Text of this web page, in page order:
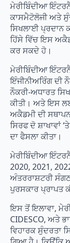
ਮੇਰੀਬਿੰਦੀਆ
ਕਾਸਮੈਟੋਲੋਜੀ ਅਤੇ
ਸਿਖਲਾਈ ਪ੍ਰਦਾਨ
ਹਿੱਸੇ ਵਿੱਚ ਇਸ
ਕਰ ਸਕਦੇ ਹੋ।
ਮੇਰੀਬਿੰਦੀਆ
ਇੰਜੀਨੀਅਰਿੰਗ ਦੀ
ਨੌਕਰੀ-ਅਧਾਰਤ
ਕੀਤੀ। ਅਤੇ ਇਸ
ਅਕੈਡਮੀ ਦੀ
ਸਿਰਫ ਦੋ ਸ਼ਾਖਾਵਾਂ
ਦਾ ਫੈਸਲਾ ਕੀਤਾ।
ਮੇਰੀਬਿੰਦੀਆ
2020, 2021,
ਅੰਤਰਰਾਸ਼ਟਰੀ
ਪੁਰਸਕਾਰ ਪ੍ਰਾਪਤ
ਇਸ ਤੋਂ ਇਲਾਵਾ,
CIDESCO, ਅਤੇ
ਵਿਹਾਰਕ ਸੁੰਦਰਤਾ